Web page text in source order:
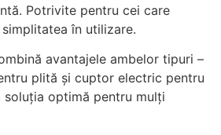
Potrivite pentru cei care
în utilizare.
avantajele ambelor tipuri –
plită și cuptor electric pentru
soluția optimă pentru mulți